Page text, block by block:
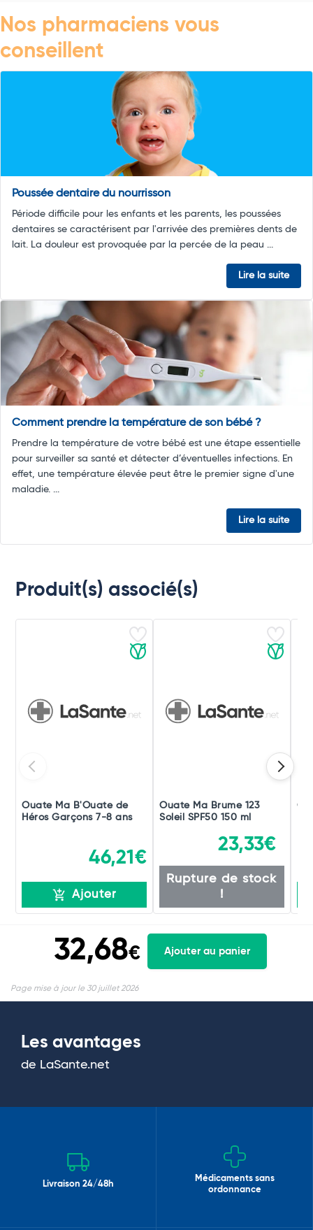
Nos pharmaciens vous
conseillent
Poussée dentaire du nourrisson
Période difficile pour les enfants et les parents, les poussées
dentaires se caractérisent par l'arrivée des premières dents de
lait. La douleur est provoquée par la percée de la peau ...
Lire la suite
Comment prendre la température de son bébé ?
Prendre la température de votre bébé est une étape essentielle
pour surveiller sa santé et détecter d’éventuelles infections. En
effet, une température élevée peut être le premier signe d'une
maladie. ...
Lire la suite
Produit(s) associé(s)
Ouate Ma B'Ouate de
Héros Garçons 7-8 ans
46,21€
Ajouter
Ouate Ma Brume 123
Soleil SPF50 150 ml
23,33€
Rupture de stock
!
32,68€ Ajouter au panier
Page mise à jour le 30 juillet 2026
Les avantages
de LaSante.net
Livraison 24/48h
Médicaments sans
ordonnance